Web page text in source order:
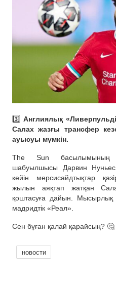
3️⃣ Англиялық
Салах жазғы трансфер
ауысуы мүмкін.
The Sun басылымының
шабуылшысы Дарвин Нуньес
кейін мерсисайдтықтар
жылын аяқтап жатқан
қоштасуға дайын.
мадридтік «Реал».
Сен бұған қалай қарайсың? 🤔
новости